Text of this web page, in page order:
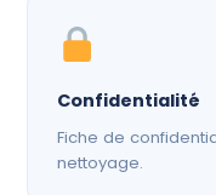
Confidentialité
Fiche de
nettoyage.